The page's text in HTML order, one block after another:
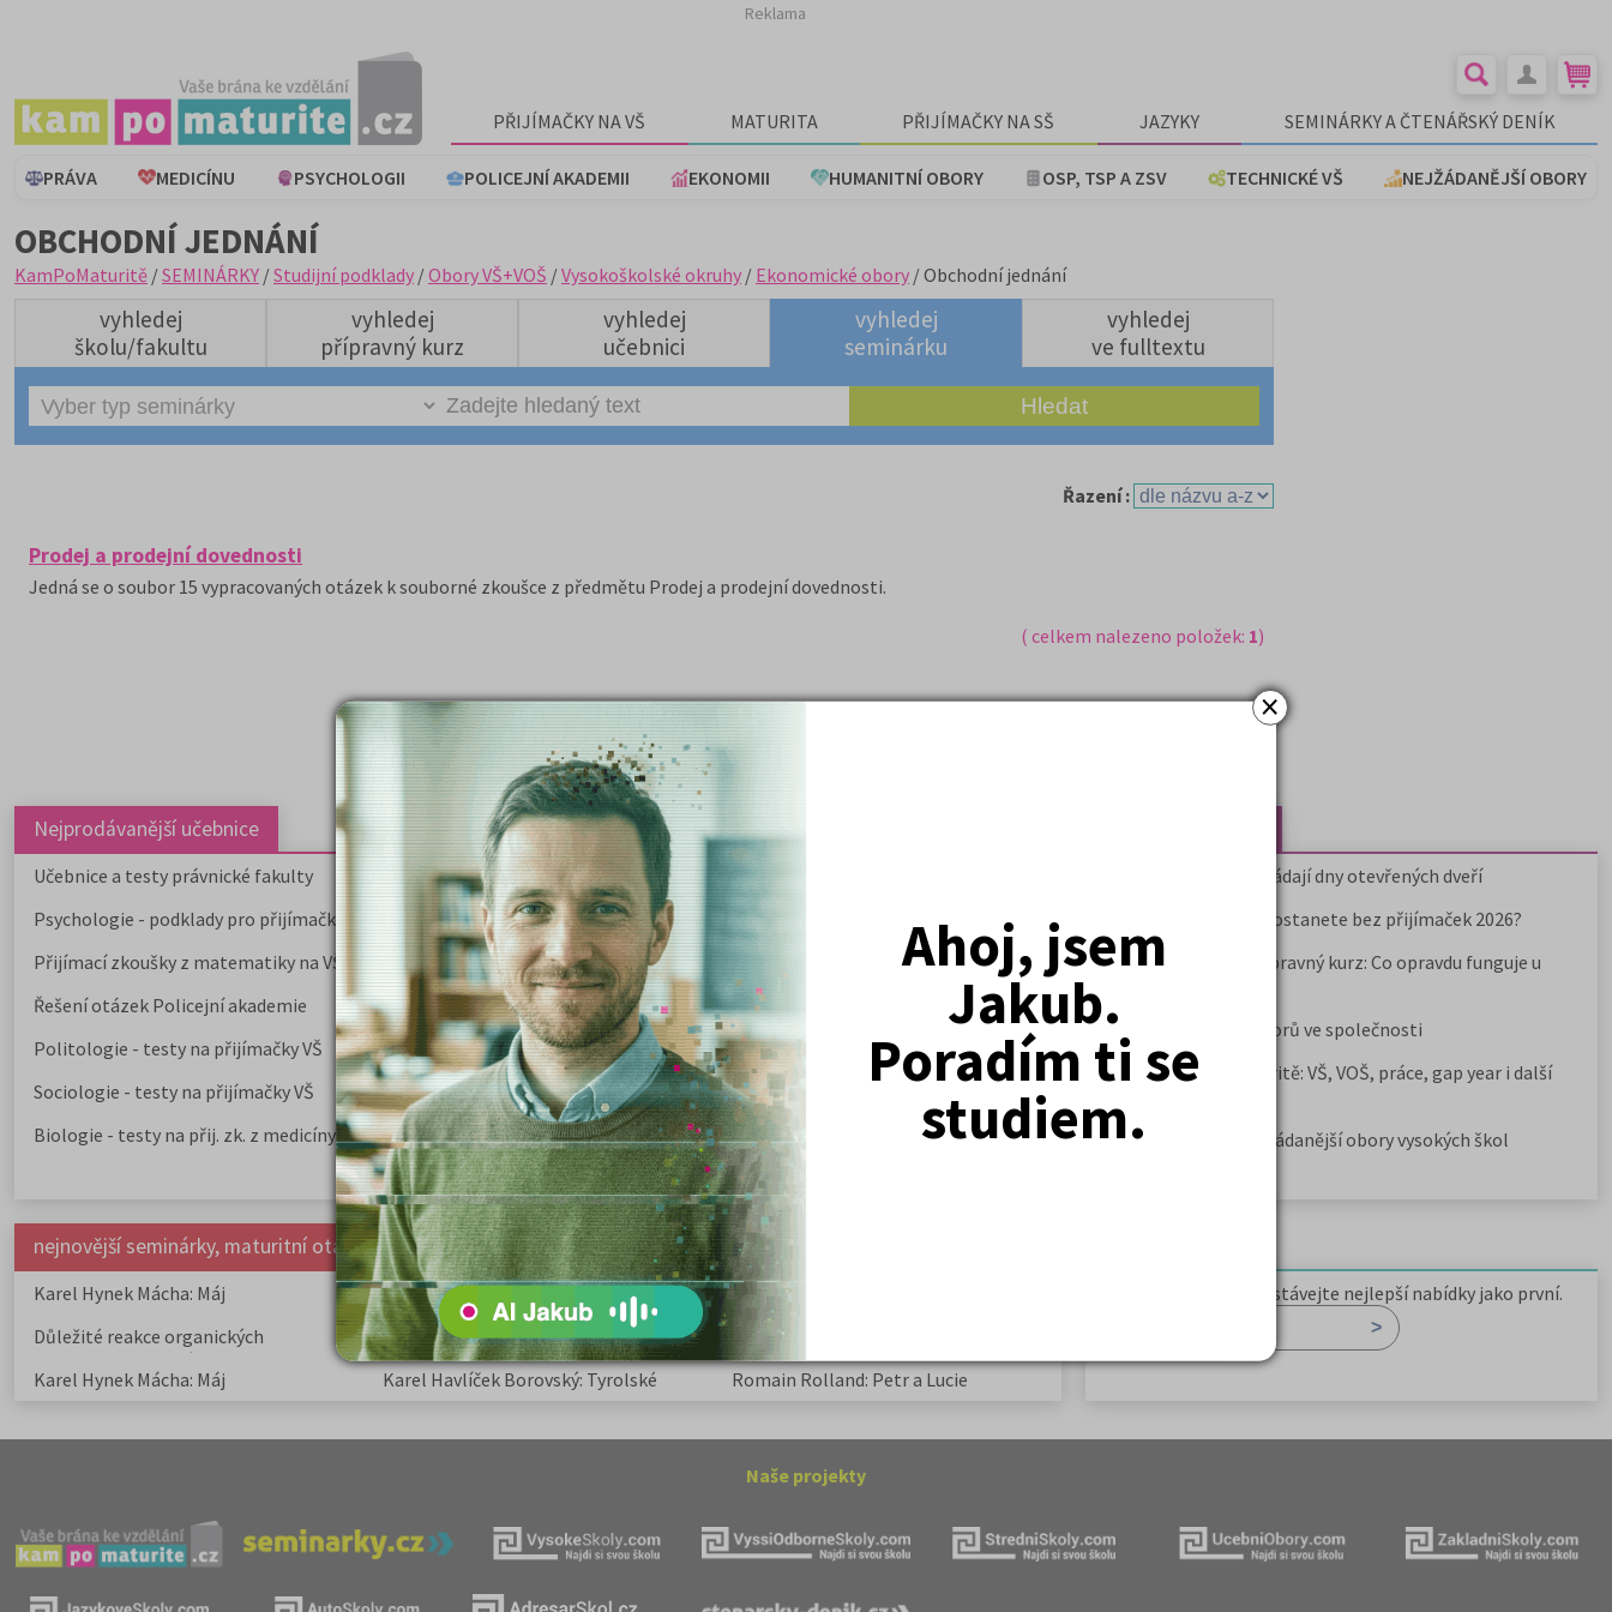
×
Ahoj, jsem
Jakub.
Poradím ti se
studiem.
Reklama
PŘIJÍMAČKY NA VŠ MATURITA PŘIJÍMAČKY NA SŠ JAZYKY SEMINÁRKY A ČTENÁŘSKÝ DENÍK
PRÁVA MEDICÍNU PSYCHOLOGII POLICEJNÍ AKADEMII EKONOMII HUMANITNÍ OBORY OSP, TSP A ZSV TECHNICKÉ VŠ NEJŽÁDANĚJŠÍ OBORY
OBCHODNÍ JEDNÁNÍ
KamPoMaturitě /SEMINÁRKY /Studijní podklady /Obory VŠ+VOŠ /Vysokoškolské okruhy / Ekonomické obory / Obchodní jednání
vyhledej
školu/fakultu
vyhledej
přípravný kurz
vyhledej
učebnici
vyhledej
seminárku
vyhledej
ve fulltextu
Řazení :
Prodej a prodejní dovednosti
Jedná se o soubor 15 vypracovaných otázek k souborné zkoušce z předmětu Prodej a prodejní dovednosti.
( celkem nalezeno položek: 1)
Nejprodávanější učebnice
Učebnice a testy právnické fakulty
Psychologie - podklady pro přijímačky
Přijímací zkoušky z matematiky na VŠE Praha
Řešení otázek Policejní akademie
Politologie - testy na přijímačky VŠ
Sociologie - testy na přijímačky VŠ
Biologie - testy na přij. zk. z medicíny
Nejžádanější kurzy
Právnické fakulty
Psychologie
Lékařské fakulty, farmacie
Společenské a human. vědy
Ekonomické fakulty
Žurnalistika
Politologie a mezinár. vztahy
Policejní akademie
Kdy vysoké školy pořádají dny otevřených dveří
Na které fakulty se dostanete bez přijímaček 2026?
Samostudium vs. přípravný kurz: Co opravdu funguje u
Prestiž a vnímání oborů ve společnosti
Rozcestník po maturitě: VŠ, VOŠ, práce, gap year i další
Jak se dostat na nejžádanější obory vysokých škol
nejnovější seminárky, maturitní otázky a čtenářsky deník
Karel Hynek Mácha: Máj
Karel Havlíček Borovský: Tyrolské
elegie
Kritika hry M. L. King v Salesiánském
divadle
Důležité reakce organických
sloučenin a jejich význam
Zákonitosti v elektronové struktuře
Základní charakteristiky obyvatelstva
a geografie sídel
Karel Hynek Mácha: Máj
Karel Havlíček Borovský: Tyrolské
Romain Rolland: Petr a Lucie
Zaregistrujte se a dostávejte nejlepší nabídky jako první.
Naše projekty